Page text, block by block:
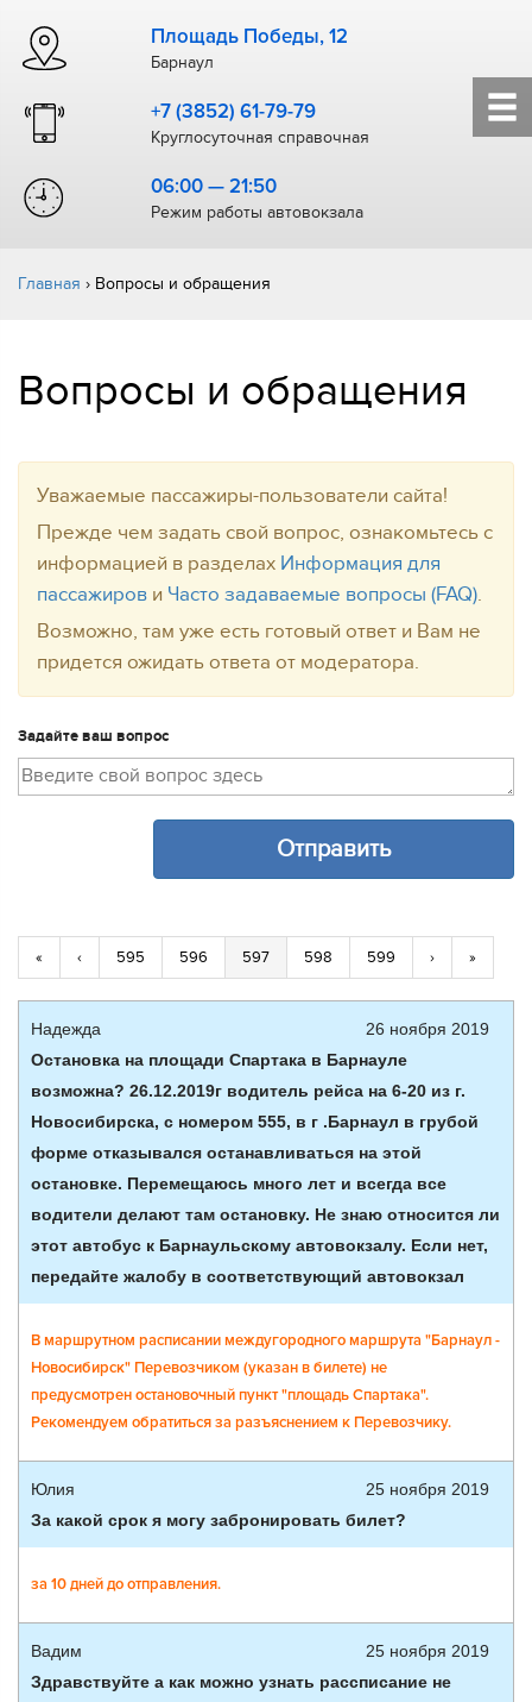
Площадь Победы, 12
Барнаул
+7 (3852) 61-79-79
Круглосуточная справочная
06:00 — 21:50
Режим работы автовокзала
Главная › Вопросы и обращения
Вопросы и обращения
Уважаемые пассажиры-пользователи сайта!
Прежде чем задать свой вопрос, ознакомьтесь с
информацией в разделах Информация для
пассажиров и Часто задаваемые вопросы (FAQ).
Возможно, там уже есть готовый ответ и Вам не
придется ожидать ответа от модератора.
Задайте ваш вопрос
« ‹ 595 596 597 598 599 › »
Надежда
26 ноября 2019
Остановка на площади Спартака в Барнауле
возможна? 26.12.2019г водитель рейса на 6-20 из г.
Новосибирска, с номером 555, в г .Барнаул в грубой
форме отказывался останавливаться на этой
остановке. Перемещаюсь много лет и всегда все
водители делают там остановку. Не знаю относится ли
этот автобус к Барнаульскому автовокзалу. Если нет,
передайте жалобу в соответствующий автовокзал
В маршрутном расписании междугородного маршрута "Барнаул -
Новосибирск" Перевозчиком (указан в билете) не
предусмотрен остановочный пункт "площадь Спартака".
Рекомендуем обратиться за разъяснением к Перевозчику.
Юлия
25 ноября 2019
За какой срок я могу забронировать билет?
за 10 дней до отправления.
Вадим
25 ноября 2019
Здравствуйте а как можно узнать рассписание не